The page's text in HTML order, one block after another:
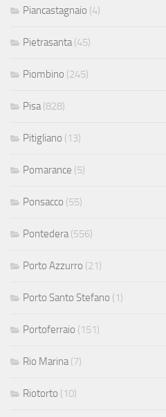
Piancastagnaio (4)
Pietrasanta (45)
Piombino (245)
Pisa (828)
Pitigliano (13)
Pomarance (5)
Ponsacco (55)
Pontedera (556)
Porto Azzurro (21)
Porto Santo Stefano (1)
Portoferraio (151)
Rio Marina (7)
Riotorto (10)